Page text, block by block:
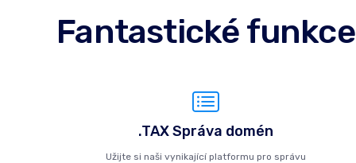
Fantastické funkce
.TAX Správa domén
Užijte si naši vynikající platformu pro správu